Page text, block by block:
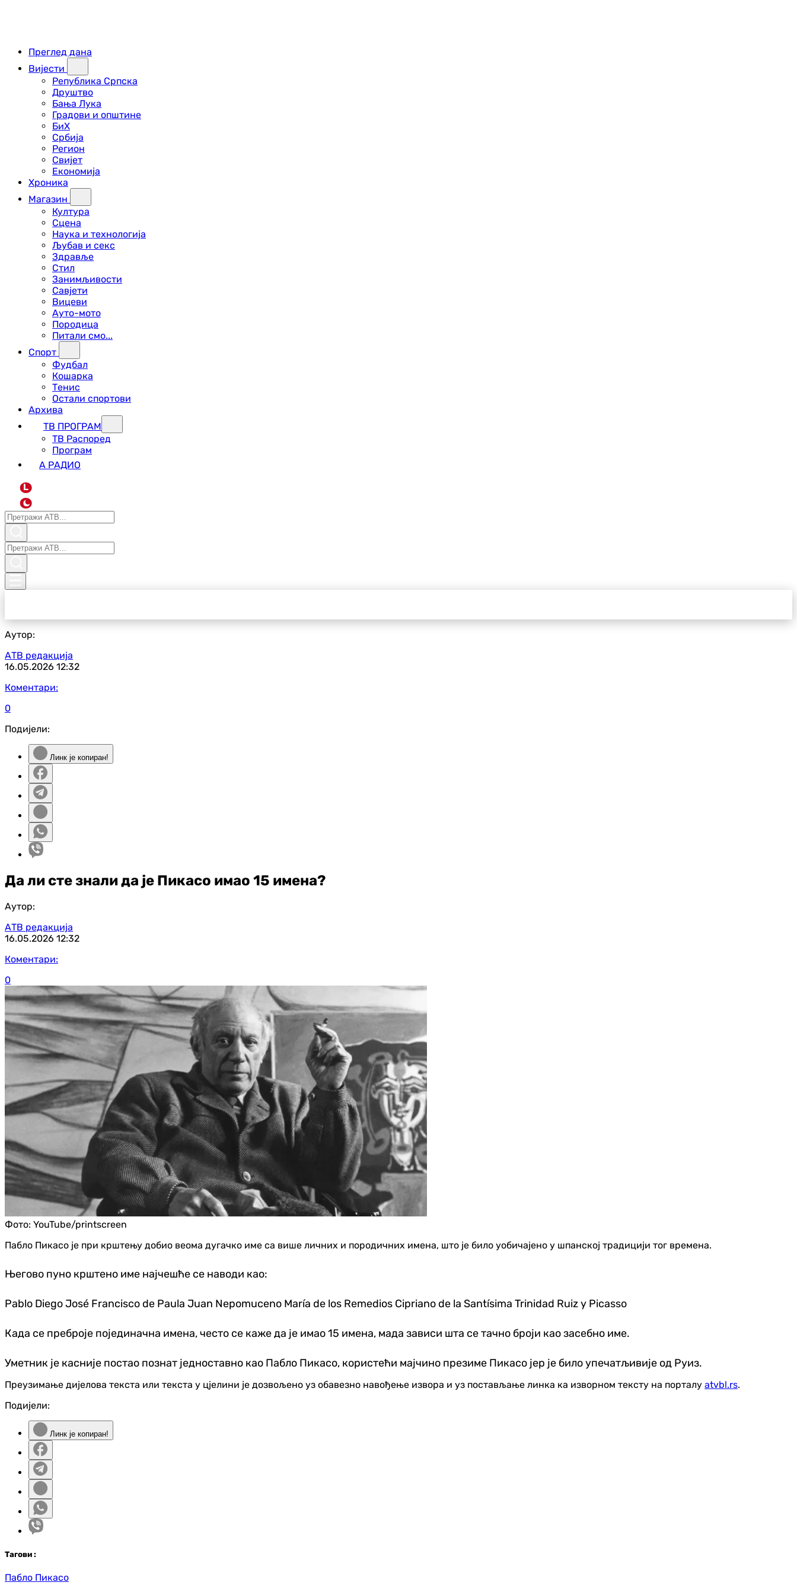
Преглед дана
Вијести
Република Српска
Друштво
Бања Лука
Градови и општине
БиХ
Србија
Регион
Свијет
Економија
Хроника
Магазин
Култура
Сцена
Наука и технологија
Љубав и секс
Здравље
Стил
Занимљивости
Савјети
Вицеви
Ауто-мото
Породица
Питали смо...
Спорт
Фудбал
Кошарка
Тенис
Остали спортови
Архива
ТВ ПРОГРАМ
ТВ Распоред
Програм
А РАДИО
L
Аутор:
АТВ редакција
16.05.2026 12:32
Коментари:
0
Подијели:
Линк је копиран!
Да ли сте знали да је Пикасо имао 15 имена?
Аутор:
АТВ редакција
16.05.2026 12:32
Коментари:
0
Фото: YouTube/printscreen
Пабло Пикасо је при крштењу добио веома дугачко име са више личних и породичних имена, што је било уобичајено у шпанској традицији тог времена.
Његово пуно крштено име најчешће се наводи као:
Pablo Diego José Francisco de Paula Juan Nepomuceno María de los Remedios Cipriano de la Santísima Trinidad Ruiz y Picasso
Када се преброје појединачна имена, често се каже да је имао 15 имена, мада зависи шта се тачно броји као засебно име.
Уметник је касније постао познат једноставно као Пабло Пикасо, користећи мајчино презиме Пикасо јер је било упечатљивије од Руиз.
Преузимање дијелова текста или текста у цјелини је дозвољено уз обавезно навођење извора и уз постављање линка ка изворном тексту на порталу atvbl.rs.
Подијели:
Линк је копиран!
Тагови :
Пабло Пикасо